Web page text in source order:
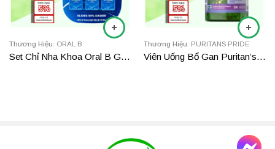
Thương Hiệu: ORAL B
Set Chỉ Nha Khoa Oral B Glide Advanced 6 Hộp
Thương Hiệu: PURITANS PRIDE
Viên Uống Bổ Gan Puritan’s Pride Milk Thistle Extract 1000 Mg